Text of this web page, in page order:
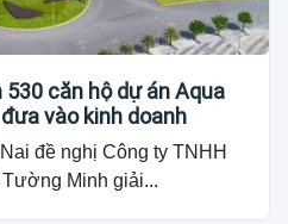
căn hộ dự án Aqua
vào kinh doanh
đề nghị Công ty TNHH
Minh giải...